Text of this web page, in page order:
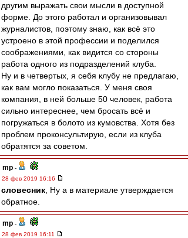
другим выражать свои мысли в доступной
форме. До этого работал и организовывал
журналистов, поэтому знаю, как всё это
устроено в этой профессии и поделился
соображениями, как видится со стороны
работа одного из подразделений клуба.
Ну и в четвертых, я себя клубу не предлагаю,
как вам могло показаться. У меня своя
компания, в ней больше 50 человек, работа
сильно интереснее, чем бросать всё и
погружаться в болото из кумовства. Хотя без
проблем проконсультирую, если из клуба
обратятся за советом.
mp -
28 фев 2019 16:16
словесник , Ну а в материале утверждается
обратное.
mp -
28 фев 2019 16:11